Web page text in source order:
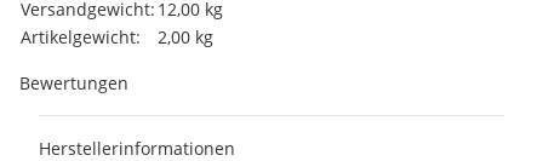
Produkteigenschaft
Wert
Versandgewicht: 12,00 kg
Artikelgewicht:
2,00 kg
Bewertungen
Herstellerinformationen